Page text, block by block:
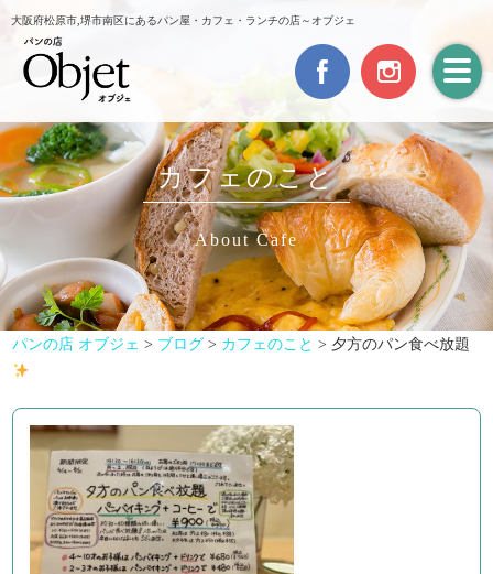
大阪府松原市,堺市南区にあるパン屋・カフェ・ランチの店～オブジェ
カフェのこと
About Cafe
パンの店 オブジェ > ブログ > カフェのこと > 夕方のパン食べ放題